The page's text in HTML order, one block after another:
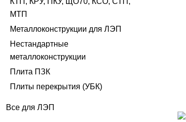
МТП
Металлоконструкции для ЛЭП
Нестандартные
металлоконструкции
Плита ПЗК
Плиты перекрытия (УБК)
Все для ЛЭП